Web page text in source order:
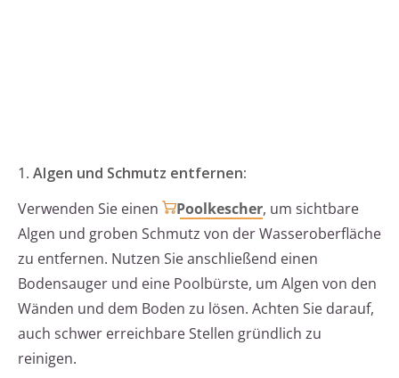
1. Algen und Schmutz entfernen:
Verwenden Sie einen
Poolkescher, um sichtbare
Algen und groben Schmutz von der Wasseroberfläche
zu entfernen. Nutzen Sie anschließend einen
Bodensauger und eine Poolbürste, um Algen von den
Wänden und dem Boden zu lösen. Achten Sie darauf,
auch schwer erreichbare Stellen gründlich zu
reinigen.